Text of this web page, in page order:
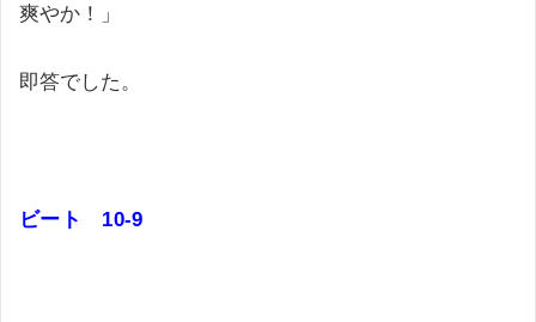
爽やか！」
即答でした。
ビート 10-9